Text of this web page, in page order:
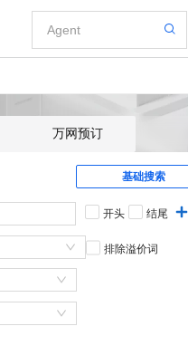
万网预订
基础搜索
开头 结尾
排除溢价词